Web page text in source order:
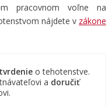
pracovnom voľne na
nájdete v zákone
o tehotenstve.
a doručiť